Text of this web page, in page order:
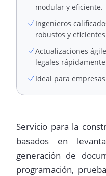
modular y eficiente.
Ingenieros
robustos y
Actualizaciones
legales
Ideal para
Servicio para la
basados en
generación de
programación,